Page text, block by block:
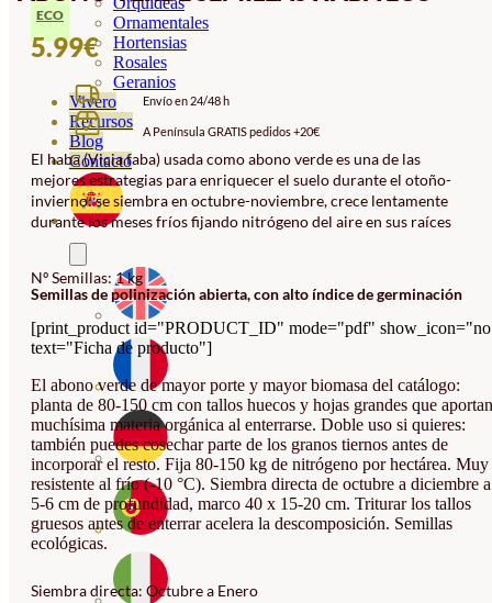
Ornamentales
Hortensias
Rosales
Geranios
Vivero
Recursos
Blog
Contacto
ECO
5.99€
Envío en 24/48 h
A Península GRATIS pedidos +20€
El haba (Vicia faba) usada como abono verde es una de las
mejores estrategias para enriquecer el suelo durante el otoño-
invierno: se siembra en octubre-noviembre, crece lentamente
durante los meses fríos fijando nitrógeno del aire en sus raíces
Nº Semillas: 1 kg
Semillas de polinización abierta, con alto índice de germinación
[print_product id="PRODUCT_ID" mode="pdf"
text="Ficha de producto"]
El abono verde de mayor porte y mayor biomasa del catálogo:
planta de 80-150 cm con tallos huecos y hojas grandes que aportan
muchísima materia orgánica al enterrarse. Doble uso si quieres:
también puedes cosechar parte de los granos tiernos antes de
incorporar el resto. Fija 80-150 kg de nitrógeno por hectárea. Muy
resistente al frío (-10 °C). Siembra directa de octubre a diciembre a
5-6 cm de profundidad, marco 40 x 15-20 cm. Triturar los tallos
gruesos antes de enterrar acelera la descomposición. Semillas
ecológicas.
Siembra directa: Octubre a Enero